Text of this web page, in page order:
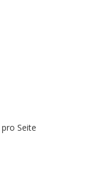
pro Seite